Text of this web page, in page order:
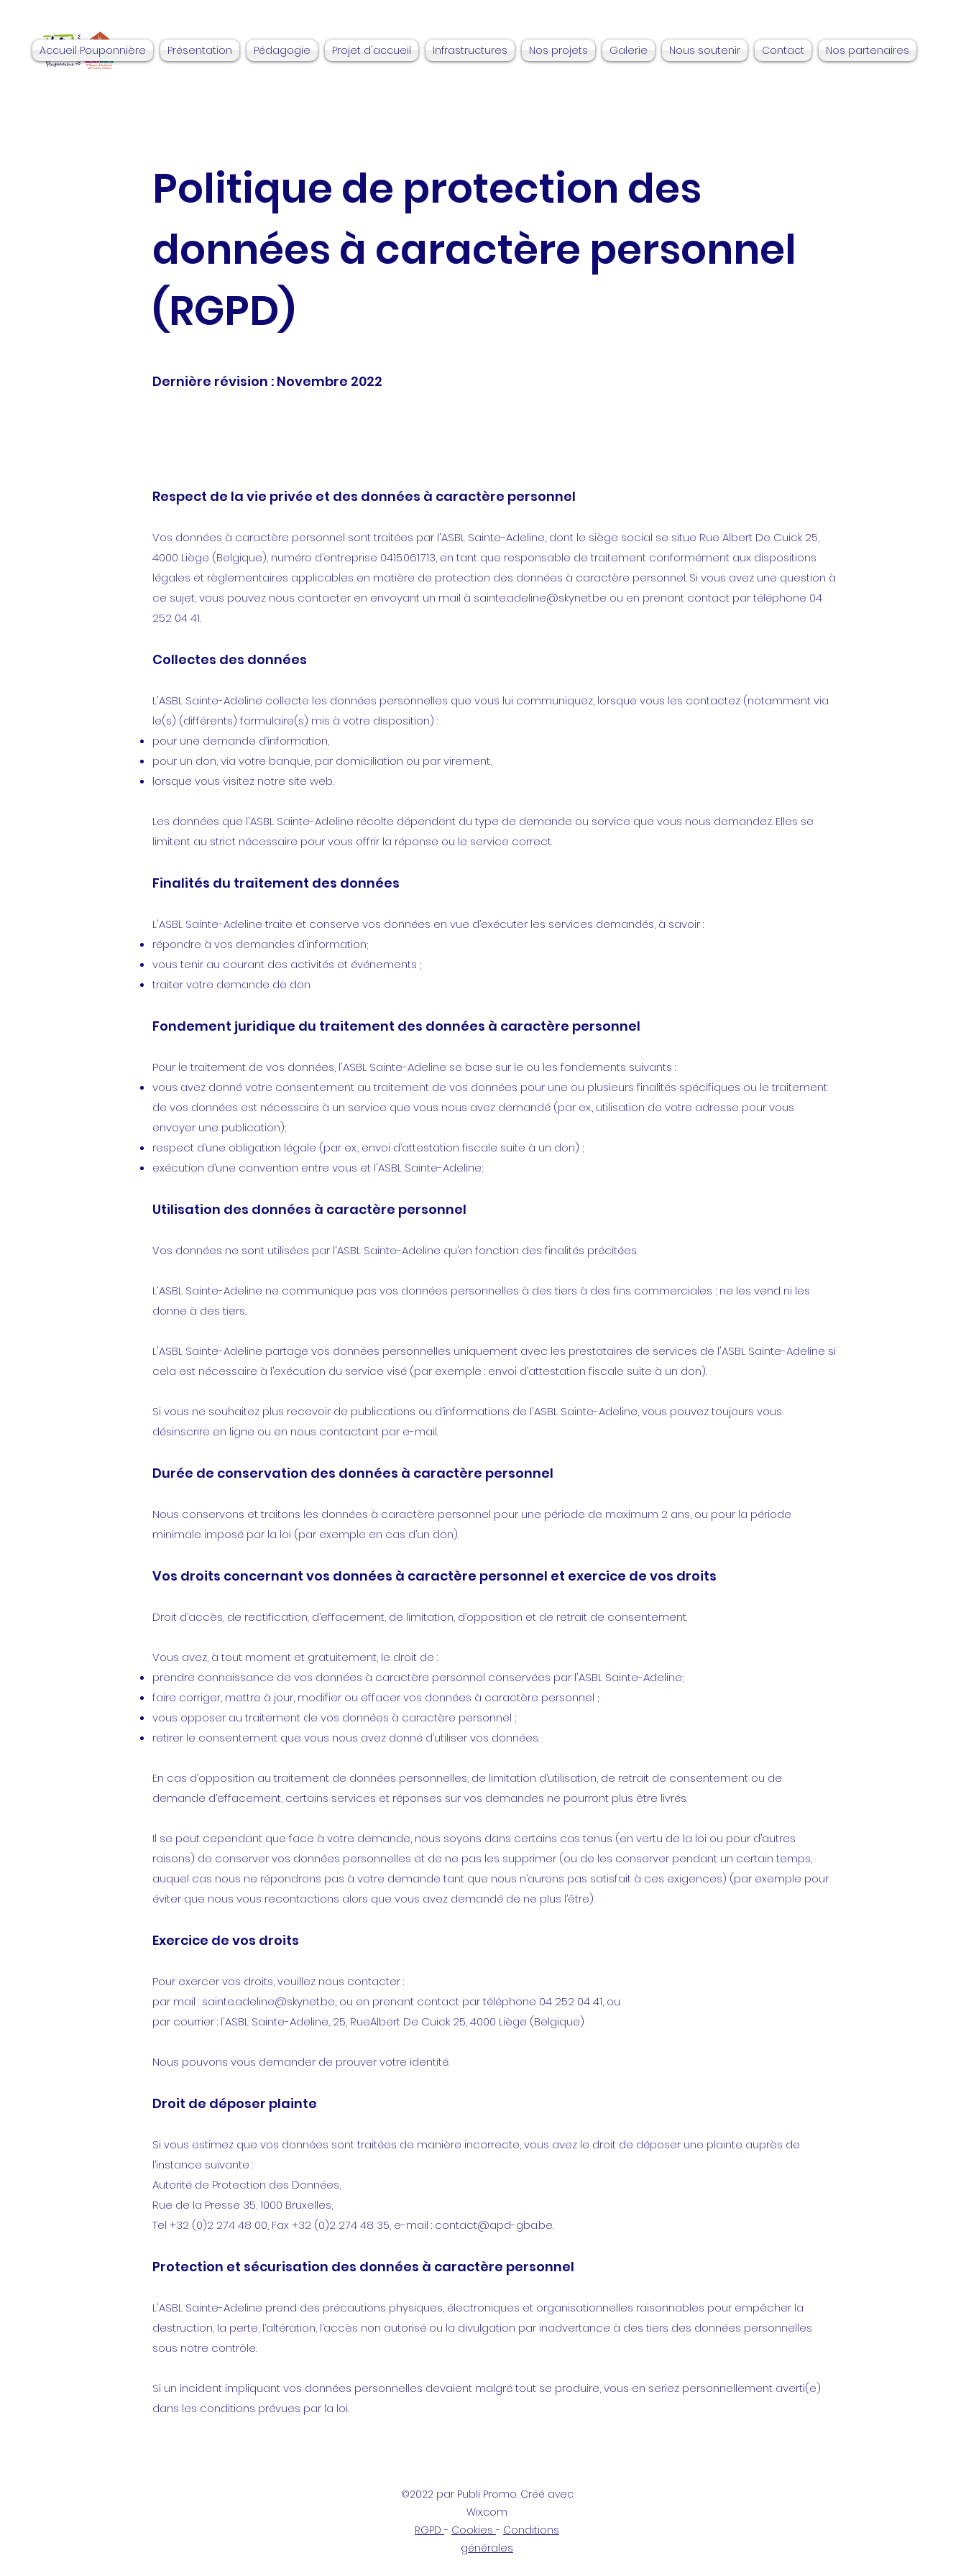
Accueil Pouponnière Présentation Pédagogie Projet d'accueil Infrastructures Nos projets Galerie Nous soutenir Contact Nos partenaires
Politique de protection des
données à caractère personnel
(RGPD)
Dernière révision : Novembre 2022
Respect de la vie privée et des données à caractère personnel
Vos données à caractère personnel sont traitées par l'ASBL Sainte-Adeline, dont le siège social se situe Rue Albert De Cuick 25,
4000 Liège (Belgique), numéro d’entreprise 0415.061.713, en tant que responsable de traitement conformément aux dispositions
légales et règlementaires applicables en matière de protection des données à caractère personnel. Si vous avez une question à
ce sujet, vous pouvez nous contacter en envoyant un mail à sainte.adeline@skynet.be ou en prenant contact par téléphone 04
252 04 41.
Collectes des données
L'ASBL Sainte-Adeline collecte les données personnelles que vous lui communiquez, lorsque vous les contactez (notamment via
le(s) (différents) formulaire(s) mis à votre disposition) :
pour une demande d’information,
pour un don, via votre banque, par domiciliation ou par virement,
lorsque vous visitez notre site web.
Les données que l'ASBL Sainte-Adeline récolte dépendent du type de demande ou service que vous nous demandez. Elles se
limitent au strict nécessaire pour vous offrir la réponse ou le service correct.
Finalités du traitement des données
L'ASBL Sainte-Adeline traite et conserve vos données en vue d’exécuter les services demandés, à savoir :
répondre à vos demandes d’information;
vous tenir au courant des activités et événements ;
traiter votre demande de don.
Fondement juridique du traitement des données à caractère personnel
Pour le traitement de vos données, l'ASBL Sainte-Adeline se base sur le ou les fondements suivants :
vous avez donné votre consentement au traitement de vos données pour une ou plusieurs finalités spécifiques ou le traitement
de vos données est nécessaire à un service que vous nous avez demandé (par ex., utilisation de votre adresse pour vous
envoyer une publication);
respect d’une obligation légale (par ex., envoi d’attestation fiscale suite à un don) ;
exécution d’une convention entre vous et l'ASBL Sainte-Adeline;
Utilisation des données à caractère personnel
Vos données ne sont utilisées par l'ASBL Sainte-Adeline qu’en fonction des finalités précitées.
L'ASBL Sainte-Adeline ne communique pas vos données personnelles à des tiers à des fins commerciales ; ne les vend ni les
donne à des tiers.
L'ASBL Sainte-Adeline partage vos données personnelles uniquement avec les prestataires de services de l'ASBL Sainte-Adeline si
cela est nécessaire à l’exécution du service visé (par exemple : envoi d’attestation fiscale suite à un don).
Si vous ne souhaitez plus recevoir de publications ou d’informations de l'ASBL Sainte-Adeline, vous pouvez toujours vous
désinscrire en ligne ou en nous contactant par e-mail.
Durée de conservation des données à caractère personnel
Nous conservons et traitons les données à caractère personnel pour une période de maximum 2 ans, ou pour la période
minimale imposé par la loi (par exemple en cas d’un don).
Vos droits concernant vos données à caractère personnel et exercice de vos droits
Droit d’accès, de rectification, d’effacement, de limitation, d’opposition et de retrait de consentement.
Vous avez, à tout moment et gratuitement, le droit de :
prendre connaissance de vos données à caractère personnel conservées par l'ASBL Sainte-Adeline;
faire corriger, mettre à jour, modifier ou effacer vos données à caractère personnel ;
vous opposer au traitement de vos données à caractère personnel ;
retirer le consentement que vous nous avez donné d’utiliser vos données.
En cas d’opposition au traitement de données personnelles, de limitation d’utilisation, de retrait de consentement ou de
demande d’effacement, certains services et réponses sur vos demandes ne pourront plus être livrés.
Il se peut cependant que face à votre demande, nous soyons dans certains cas tenus (en vertu de la loi ou pour d’autres
raisons) de conserver vos données personnelles et de ne pas les supprimer (ou de les conserver pendant un certain temps,
auquel cas nous ne répondrons pas à votre demande tant que nous n’aurons pas satisfait à ces exigences) (par exemple pour
éviter que nous vous recontactions alors que vous avez demandé de ne plus l’être).
Exercice de vos droits
Pour exercer vos droits, veuillez nous contacter :
par mail : sainte.adeline@skynet.be, ou en prenant contact par téléphone 04 252 04 41, ou
par courrier : l'ASBL Sainte-Adeline, 25, RueAlbert De Cuick 25, 4000 Liège (Belgique)
Nous pouvons vous demander de prouver votre identité.
Droit de déposer plainte
Si vous estimez que vos données sont traitées de manière incorrecte, vous avez le droit de déposer une plainte auprès de
l’instance suivante :
Autorité de Protection des Données,
Rue de la Presse 35, 1000 Bruxelles,
Tel +32 (0)2 274 48 00, Fax +32 (0)2 274 48 35, e-mail : contact@apd-gba.be.
Protection et sécurisation des données à caractère personnel
L'ASBL Sainte-Adeline prend des précautions physiques, électroniques et organisationnelles raisonnables pour empêcher la
destruction, la perte, l’altération, l’accès non autorisé ou la divulgation par inadvertance à des tiers des données personnelles
sous notre contrôle.
Si un incident impliquant vos données personnelles devaient malgré tout se produire, vous en seriez personnellement averti(e)
dans les conditions prévues par la loi.
©2022 par Publi Promo. Créé avec
Wix.com
RGPD- Cookies- Conditions
générales